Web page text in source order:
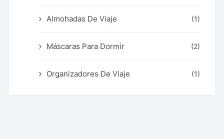
Almohadas De Viaje (1)
Máscaras Para Dormir (2)
Organizadores De Viaje (1)